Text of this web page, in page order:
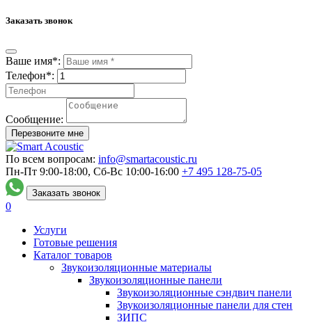
Заказать звонок
Ваше имя*:
Телефон*:
Сообщение:
Перезвоните мне
По всем вопросам: info@smartacoustic.ru
Пн-Пт 9:00-18:00, Сб-Вс 10:00-16:00 +7 495 128-75-05
Заказать звонок
0
Услуги
Готовые решения
Каталог товаров
Звукоизоляционные материалы
Звукоизоляционные панели
Звукоизоляционные сэндвич панели
Звукоизоляционные панели для стен
ЗИПС